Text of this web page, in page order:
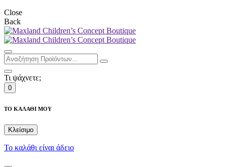
Close
Back
Τι ψάχνετε;
0
ΤΟ ΚΑΛΑΘΙ ΜΟΥ
Κλείσιμο
Το καλάθι είναι άδειο